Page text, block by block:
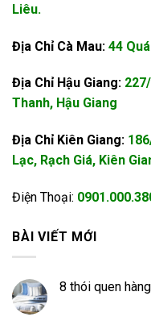
Liêu.
Địa Chỉ Cà Mau: 44
Địa Chỉ Hậu Giang:
Thanh, Hậu Giang
Địa Chỉ Kiên Giang:
Lạc, Rạch Giá, Kiên
Điện Thoại:
BÀI VIẾT MỚI
8 thói quen